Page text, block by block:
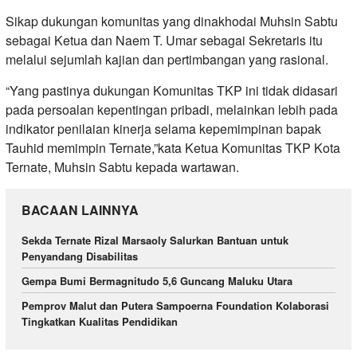
Sikap dukungan komunitas yang dinakhodai Muhsin Sabtu
sebagai Ketua dan Naem T. Umar sebagai Sekretaris itu
melalui sejumlah kajian dan pertimbangan yang rasional.
“Yang pastinya dukungan Komunitas TKP ini tidak didasari
pada persoalan kepentingan pribadi, melainkan lebih pada
indikator penilaian kinerja selama kepemimpinan bapak
Tauhid memimpin Ternate,”kata Ketua Komunitas TKP Kota
Ternate, Muhsin Sabtu kepada wartawan.
BACAAN LAINNYA
Sekda Ternate Rizal Marsaoly Salurkan Bantuan untuk
Penyandang Disabilitas
Gempa Bumi Bermagnitudo 5,6 Guncang Maluku Utara
Pemprov Malut dan Putera Sampoerna Foundation Kolaborasi
Tingkatkan Kualitas Pendidikan